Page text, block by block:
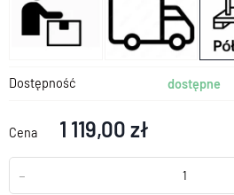
Dostępność dostępne
Cena 1 119,00 zł
-